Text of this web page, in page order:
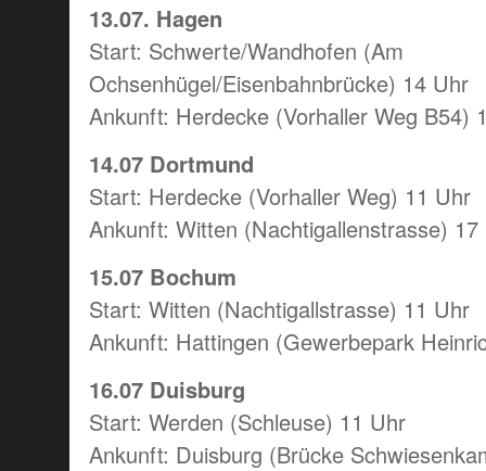
13.07. Hagen
Start: Schwerte/Wandhofen (Am
Ochsenhügel/Eisenbahnbrücke) 14 Uhr
Ankunft: Herdecke (Vorhaller Weg B54)
14.07 Dortmund
Start: Herdecke (Vorhaller Weg) 11 Uhr
Ankunft: Witten (Nachtigallenstrasse) 17
15.07 Bochum
Start: Witten (Nachtigallstrasse) 11 Uhr
Ankunft: Hattingen (Gewerbepark
16.07 Duisburg
Start: Werden (Schleuse) 11 Uhr
Ankunft: Duisburg (Brücke